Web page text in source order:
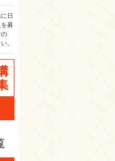
日
募
。